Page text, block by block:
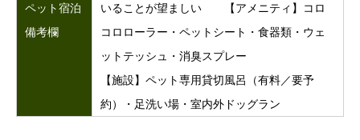
ペット宿泊
備考欄
いることが望ましい 【アメニティ】コロ
コロローラー・ペットシート・食器類・ウェ
ットテッシュ・消臭スプレー
【施設】ペット専用貸切風呂（有料／要予
約）・足洗い場・室内外ドッグラン